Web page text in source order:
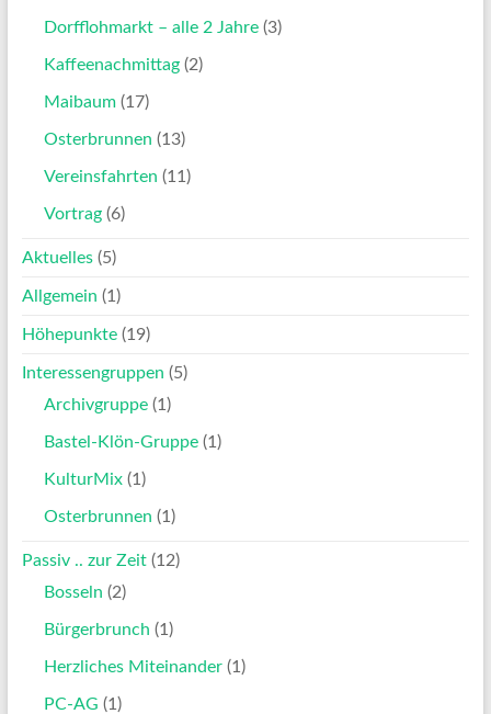
Dorfflohmarkt – alle 2 Jahre(3)
Kaffeenachmittag(2)
Maibaum(17)
Osterbrunnen (13)
Vereinsfahrten (11)
Vortrag(6)
Aktuelles(5)
Allgemein (1)
Höhepunkte(19)
Interessengruppen (5)
Archivgruppe(1)
Bastel-Klön-Gruppe(1)
KulturMix(1)
Osterbrunnen (1)
Passiv .. zur Zeit(12)
Bosseln (2)
Bürgerbrunch (1)
Herzliches Miteinander(1)
PC-AG (1)